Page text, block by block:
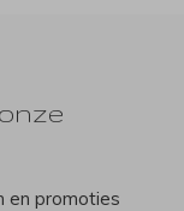
en promoties